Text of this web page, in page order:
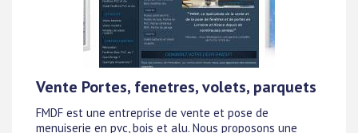
Vente Portes, fenetres, volets, parquets
FMDF est une entreprise de vente et pose de
menuiserie en pvc, bois et alu. Nous proposons une